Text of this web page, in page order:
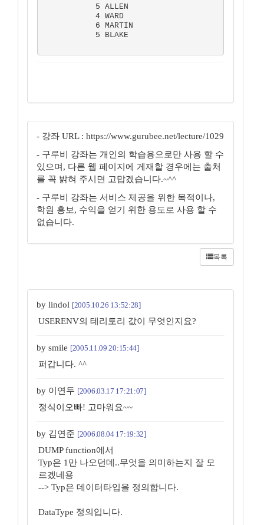
           5 ALLEN
           4 WARD
           6 MARTIN
           5 BLAKE
- 강좌 URL : https://www.gurubee.net/lecture/1029
- 구루비 강좌는 개인의 학습용으로만 사용 할 수
있으며, 다른 웹 페이지에 게재할 경우에는 출처
를 꼭 밝혀 주시면 고맙겠습니다.~^^
- 구루비 강좌는 서비스 제공을 위한 목적이나,
학원 홍보, 수익을 얻기 위한 용도로 사용 할 수
없습니다.
목록
by lindol [2005.10.26 13:52:28]
USERENV의 테리토리 값이 무엇인지요?
by smile [2005.11.09 20:15:44]
퍼갑니다. ^^
by 이연두 [2006.03.17 17:21:07]
정식이오빠! 고마워요~~
by 김연준 [2006.08.04 17:19:32]
DUMP function에서
Typ은 1만 나오던데..무엇을 의미하는지 잘 모
르겠네용
--> Typ은 데이터타입을 정의합니다.
DataType 정의입니다.